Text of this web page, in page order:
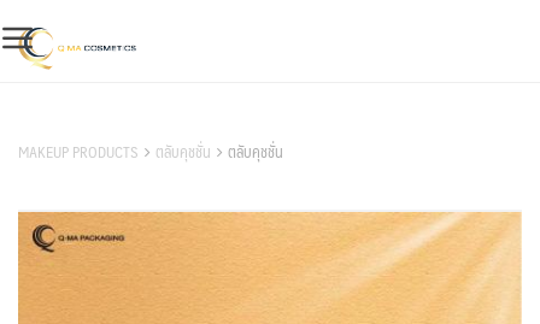
to
content
MAKEUP PRODUCTS ตลับคุชชั่น ตลับคุชชั่น